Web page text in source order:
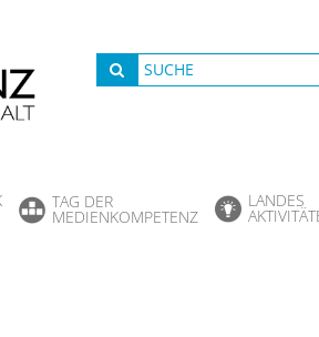
TAG DER
MEDIENKOMPETENZ
LANDES